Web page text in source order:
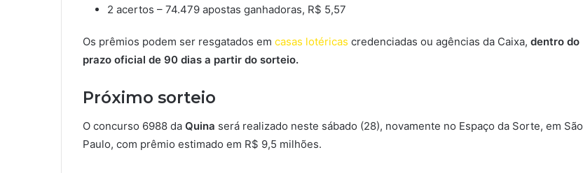
2 acertos – 74.479 apostas ganhadoras, R$ 5,57
Os prêmios podem ser resgatados em casas lotéricas credenciadas ou agências da Caixa, dentro do
prazo oficial de 90 dias a partir do sorteio.
Próximo sorteio
O concurso 6988 da Quina será realizado neste sábado (28), novamente no Espaço da Sorte, em São
Paulo, com prêmio estimado em R$ 9,5 milhões.